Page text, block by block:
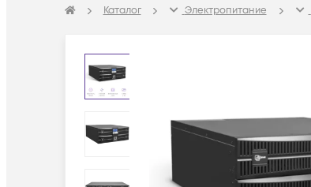
Каталог Электропитание